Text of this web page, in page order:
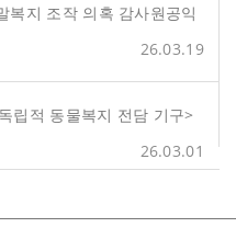
복지 조작 의혹 감사원공익
26.03.19
립적 동물복지 전담 기구>
26.03.01